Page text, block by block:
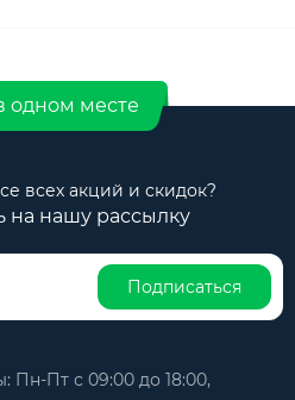
одном месте
всех акций и скидок?
на нашу рассылку
Подписаться
Пн-Пт с 09:00 до 18:00,